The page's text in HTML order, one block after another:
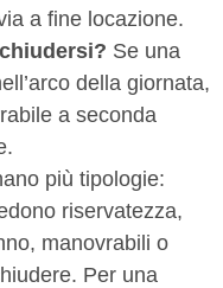
a fine locazione.
Se una
della giornata,
a seconda
più tipologie:
riservatezza,
manovrabili o
Per una